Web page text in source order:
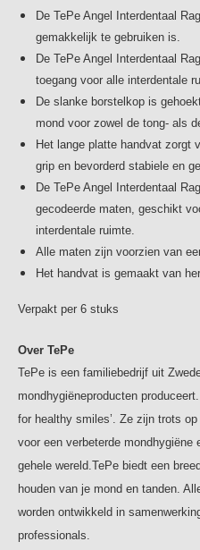
handgreep, een taps
borstelharen. De klassieke
ontworpen om aangenaam
Het totale assortiment
tandenborstels voor zowel
Tussen de tanden reinigen
Je kunt het gebied tussen je
manieren reinigen. Welk
af van de ruimte tussen je
voorkeur. TePe biedt
ragers, tandenstokers en
tussen je tanden.
Speciale producten
van o.a. verstandskiezen,
De TePe Angel Interdentaal
gemakkelijk te gebruiken is.
De TePe Angel Interdentaal
toegang voor alle interdentale
De slanke borstelkop is
mond voor zowel de tong- als
Het lange platte handvat zorgt
grip en bevorderd stabiele en
De TePe Angel Interdentaal
gecodeerde maten, geschikt
interdentale ruimte.
Alle maten zijn voorzien van
Het handvat is gemaakt van
Verpakt per 6 stuks
Over TePe
TePe is een familiebedrijf uit
mondhygiëneproducten
for healthy smiles’. Ze zijn trots
voor een verbeterde mondhygiëne
gehele wereld.TePe biedt een
houden van je mond en tanden.
worden ontwikkeld in
professionals.